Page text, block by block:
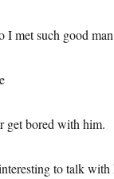
I met such good
get bored with him.
to talk with